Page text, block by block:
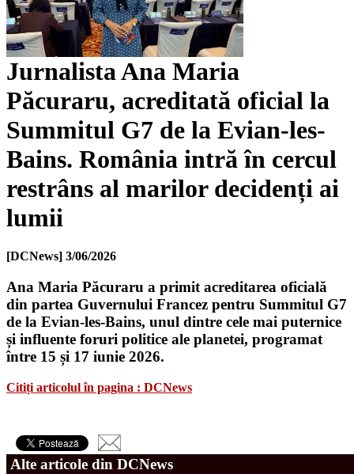
Jurnalista Ana Maria
Păcuraru, acreditată oficial la
Summitul G7 de la Evian-les-
Bains. România intră în cercul
restrâns al marilor decidenți ai
lumii
[DCNews] 3/06/2026
Ana Maria Păcuraru a primit acreditarea oficială
din partea Guvernului Francez pentru Summitul G7
de la Evian-les-Bains, unul dintre cele mai puternice
și influente foruri politice ale planetei, programat
între 15 și 17 iunie 2026.
Citiți articolul în pagina : DCNews
Alte articole din DCNews